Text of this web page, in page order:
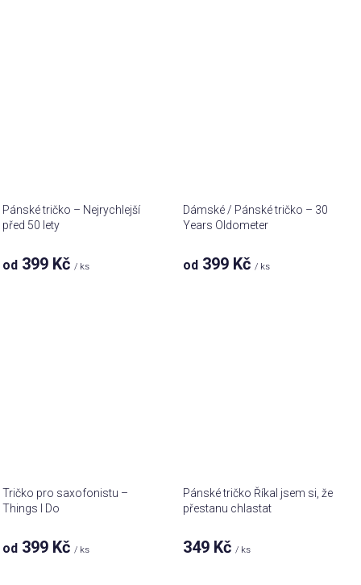
Pánské tričko – Nejrychlejší
před 50 lety
od 399 Kč/ ks
Dámské / Pánské tričko – 30
Years Oldometer
od 399 Kč/ ks
Tričko pro saxofonistu –
Things I Do
od 399 Kč / ks
Pánské tričko Říkal jsem si, že
přestanu chlastat
349 Kč / ks